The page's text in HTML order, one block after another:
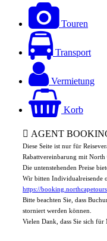
Touren
Transport
Vermietung
Korb
AGENT
Diese Seite ist nur für
Rabattvereinbarung mit North
Die untenstehenden Preise
Wir bitten Individualreisende
https://
Bitte beachten Sie, dass
storniert werden können.
Vielen Dank, dass Sie sich für